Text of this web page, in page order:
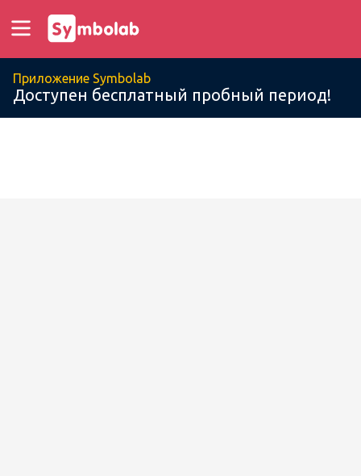
Приложение Symbolab
Доступен бесплатный пробный период!